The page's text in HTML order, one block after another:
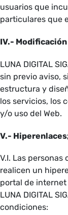
usuarios que
particulares que
IV.-
LUNA DIGITAL
sin previo aviso,
estructura y
los servicios, los
y/o uso del Web.
V.-
V.I. Las
realicen un
portal de
LUNA DIGITAL
condiciones: